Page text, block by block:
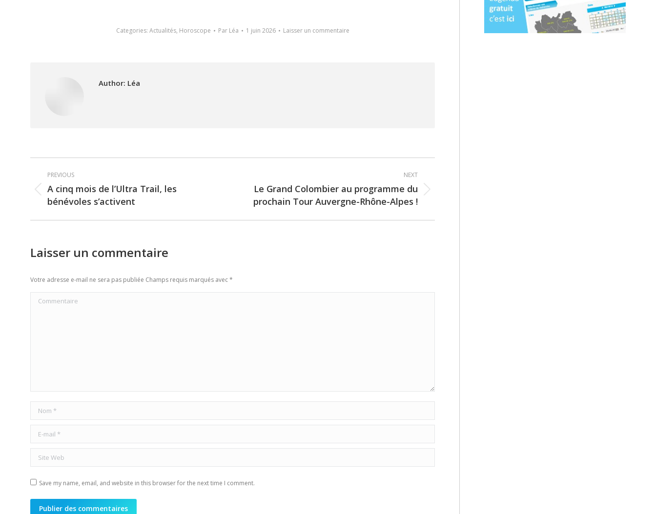
Categories: Actualités, Horoscope Par Léa 1 juin 2026 Laisser un commentaire
Author: Léa
Post
navigation
PREVIOUS
Previous
post:
A cinq mois de l’Ultra Trail, les
bénévoles s’activent
NEXT
Next
post:
Le Grand Colombier au programme du
prochain Tour Auvergne-Rhône-Alpes !
Laisser un commentaire
Votre adresse e-mail ne sera pas publiée Champs requis marqués avec*
Commentaire
Nom *
E-mail *
Site Web
Save my name, email, and website in this browser for the next time I comment.
Publier des commentaires